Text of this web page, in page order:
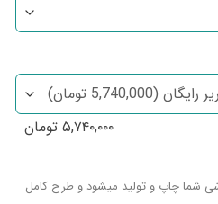
۵,۷۴۰,۰۰۰ تومان
شما چاپ و تولید میشود و طرح کامل